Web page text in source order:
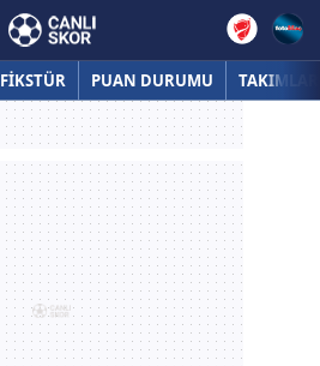
FİKSTÜR PUAN DURUMU TAKIMLAR